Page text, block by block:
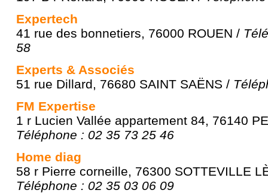
Expertech
41 rue des bonnetiers, 76000 ROUEN /
58
Experts & Associés
51 rue Dillard, 76680 SAINT SAËNS /
FM Expertise
1 r Lucien Vallée appartement 84, 76140
Téléphone : 02 35 73 25 46
Home diag
58 r Pierre corneille, 76300 SOTTEVILLE
Téléphone : 02 35 03 06 09